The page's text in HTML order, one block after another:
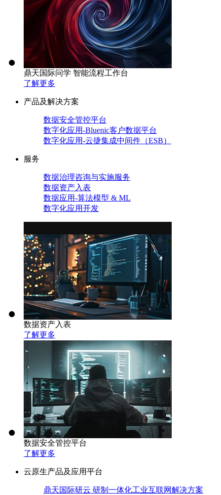
鼎天国际问学 智能流程工作台
了解更多
产品及解决方案
数据安全管控平台
数字化应用-Bluenic客户数据平台
数字化应用-云捷集成中间件（ESB）
服务
数据治理咨询与实施服务
数据资产入表
数据应用-算法模型 & ML
数字化应用开发
数据资产入表
了解更多
数据安全管控平台
了解更多
云原生产品及应用平台
鼎天国际研云 研制一体化工业互联网解决方案